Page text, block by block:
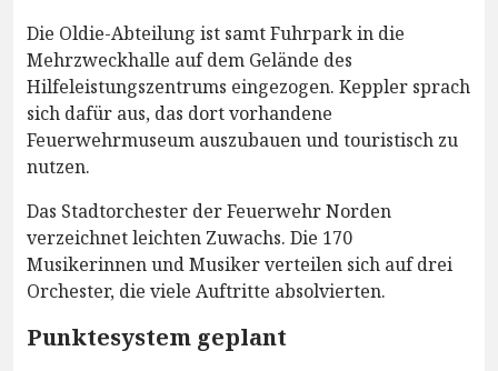
Die Oldie-Abteilung ist samt Fuhrpark in die
Mehrzweckhalle auf dem Gelände des
Hilfeleistungszentrums eingezogen. Keppler sprach
sich dafür aus, das dort vorhandene
Feuerwehrmuseum auszubauen und touristisch zu
nutzen.
Das Stadtorchester der Feuerwehr Norden
verzeichnet leichten Zuwachs. Die 170
Musikerinnen und Musiker verteilen sich auf drei
Orchester, die viele Auftritte absolvierten.
Punktesystem geplant